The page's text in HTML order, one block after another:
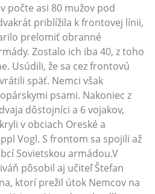
počte asi 80 mužov pod
priblížila k frontovej línii,
prelomiť obranné
Zostalo ich iba 40, z toho
Usúdili, že sa cez frontovú
späť. Nemci však
psami. Nakoniec z
dôstojníci a 6 vojakov,
v obciach Oreské a
Vogl. S frontom sa spojili až
Sovietskou armádou.V
pôsobil aj učiteľ Štefan
ktorí prežil útok Nemcov na